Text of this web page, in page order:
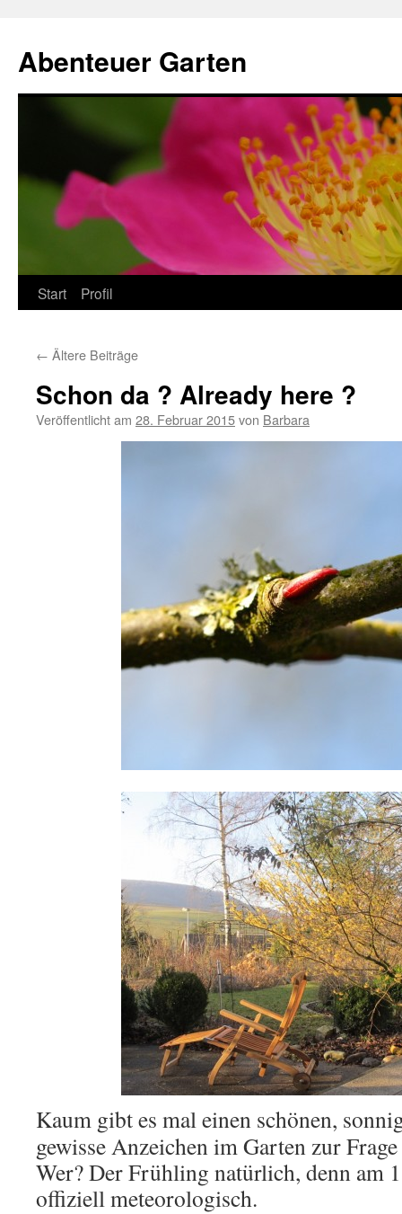
springen
Abenteuer Garten
Start Profil
← Ältere Beiträge
Schon da ? Already here ?
Veröffentlicht am 28. Februar 2015von Barbara
Kaum gibt es mal einen schönen,
gewisse Anzeichen im Garten zur
Wer? Der Frühling natürlich, denn am
offiziell meteorologisch.